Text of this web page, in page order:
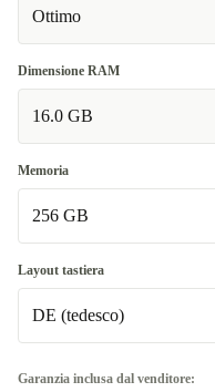
Ottimo
Dimensione RAM
16.0 GB
Memoria
256 GB
256 GB
Disponibile in altre combinazioni
512 GB
Layout tastiera
DE (tedesco)
Garanzia inclusa dal venditore: